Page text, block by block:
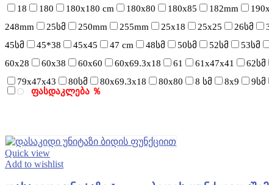
18
180 180x180 cm 180x80 180x85 182mm
248mm
25სმ 250mm 255mm 25x18 25x25 26სმ
45სმ
45*38 45x45 47 cm 48სმ 50სმ 52სმ 53სმ
60x28
60x38 60x60 60x69.3x18 61 61x47x41 62სმ
79x47x43
80სმ 80x69.3x18 80x80 8 სმ 8x9 9სმ
ფასდაკლება ％
Quick view
Add to wishlist